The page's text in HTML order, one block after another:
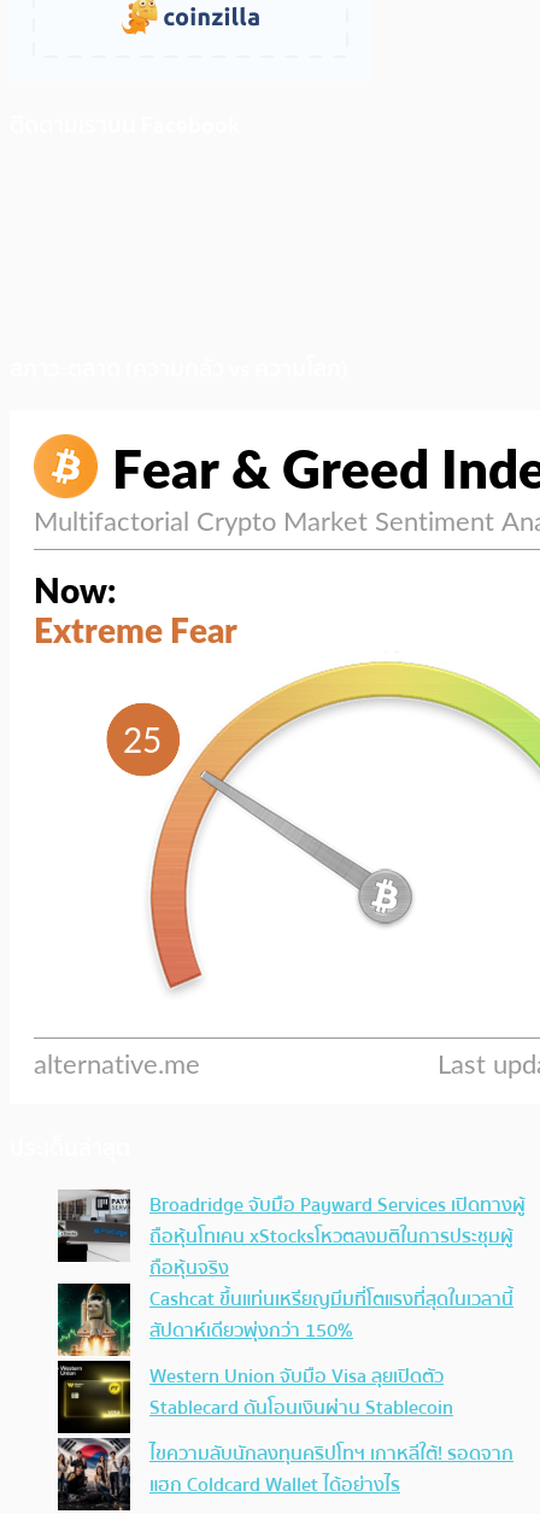
Broadridge จับมือ Payward Services เปิดทางผู้
ถือหุ้นโทเคน xStocksโหวตลงมติในการประชุมผู้
ถือหุ้นจริง
Cashcat ขึ้นแท่นเหรียญมีมที่โตแรงที่สุดในเวลานี้
สัปดาห์เดียวพุ่งกว่า 150%
Western Union จับมือ Visa ลุยเปิดตัว
Stablecard ดันโอนเงินผ่าน Stablecoin
ไขความลับนักลงทุนคริปโทฯ เกาหลีใต้! รอดจาก
แฮก Coldcard Wallet ได้อย่างไร